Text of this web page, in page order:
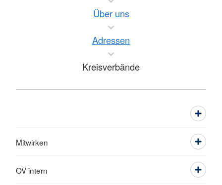
Über uns
Adressen
Kreisverbände
Mitwirken
OV intern